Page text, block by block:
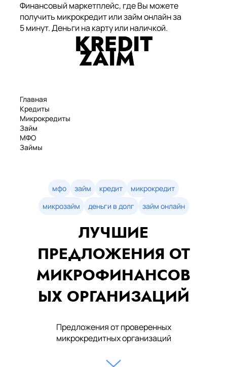
Финансовый маркетплейс, где Вы можете
получить микрокредит или займ онлайн за
5 минут. Деньги на карту или наличкой.
Главная
Кредиты
Микрокредиты
Займ
МФО
Займы
Займы онлайн
Денежные кредиты
мфо займ кредит
микрокредит
микрозайм
деньги в долг займ онлайн
ЛУЧШИЕ
ПРЕДЛОЖЕНИЯ ОТ
МИКРОФИНАНСОВ
ЫХ ОРГАНИЗАЦИЙ
Предложения от проверенных
микрокредитных организаций